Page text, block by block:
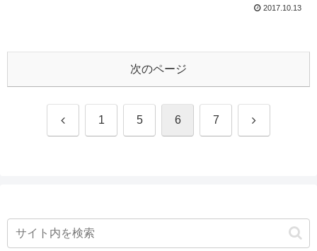
2017.10.13
次のページ
前 1 5 6 7 次